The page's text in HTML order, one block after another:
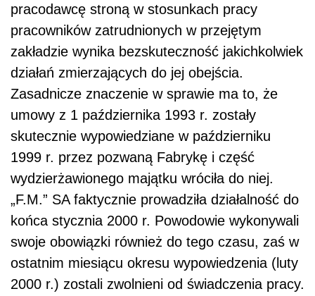
pracodawcę stroną w stosunkach pracy
pracowników zatrudnionych w przejętym
zakładzie wynika bezskuteczność jakichkolwiek
działań zmierzających do jej obejścia.
Zasadnicze znaczenie w sprawie ma to, że
umowy z 1 października 1993 r. zostały
skutecznie wypowiedziane w październiku
1999 r. przez pozwaną Fabrykę i część
wydzierżawionego majątku wróciła do niej.
„F.M.” SA faktycznie prowadziła działalność do
końca stycznia 2000 r. Powodowie wykonywali
swoje obowiązki również do tego czasu, zaś w
ostatnim miesiącu okresu wypowiedzenia (luty
2000 r.) zostali zwolnieni od świadczenia pracy.